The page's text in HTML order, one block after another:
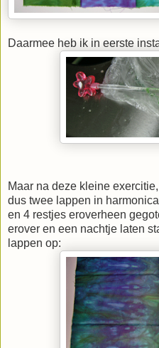
Daarmee heb ik in eerste
Maar na deze kleine
dus twee lappen in
en 4 restjes eroverheen
erover en een nachtje laten
lappen op: